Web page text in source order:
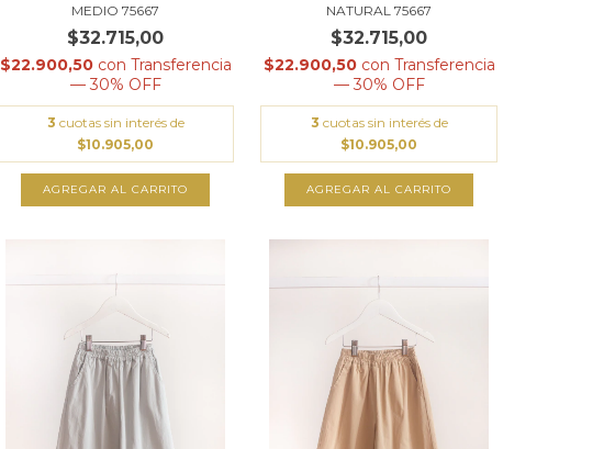
MEDIO 75667
$32.715,00
$22.900,50 con Transferencia
— 30% OFF
3 cuotas sin interés de
$10.905,00
AGREGAR AL CARRITO
NATURAL 75667
$32.715,00
$22.900,50 con Transferencia
— 30% OFF
3 cuotas sin interés de
$10.905,00
AGREGAR AL CARRITO